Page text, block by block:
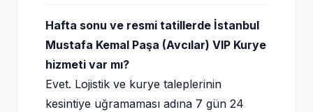
Hafta sonu ve resmi tatillerde İstanbul
Mustafa Kemal Paşa (Avcılar) VIP Kurye
hizmeti var mı?
Evet. Lojistik ve kurye taleplerinin
kesintiye uğramaması adına 7 gün 24